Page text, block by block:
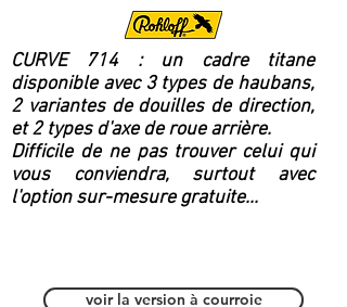
CURVE 714 : un cadre titane
disponible avec 3 types de haubans,
2 variantes de douilles de direction,
et 2 types d'axe de roue arrière.
Difficile de ne pas trouver celui qui
vous conviendra, surtout avec
l'option sur-mesure gratuite...
voir la version à courroie